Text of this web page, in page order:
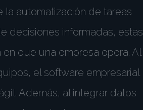
la automatización de tareas
decisiones informadas, estas
que una empresa opera. Al
el software empresarial
Además, al integrar datos